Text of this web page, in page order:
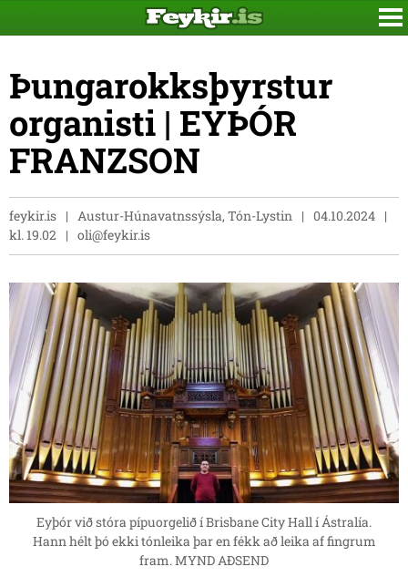
Þungarokksþyrstur
organisti | EYÞÓR
FRANZSON
feykir.is Austur-Húnavatnssýsla, Tón-Lystin
04.10.2024
kl. 19.02
oli@feykir.is
Eyþór við stóra pípuorgelið í Brisbane City Hall í Ástralía.
Hann hélt þó ekki tónleika þar en fékk að leika af fingrum
fram. MYND AÐSEND